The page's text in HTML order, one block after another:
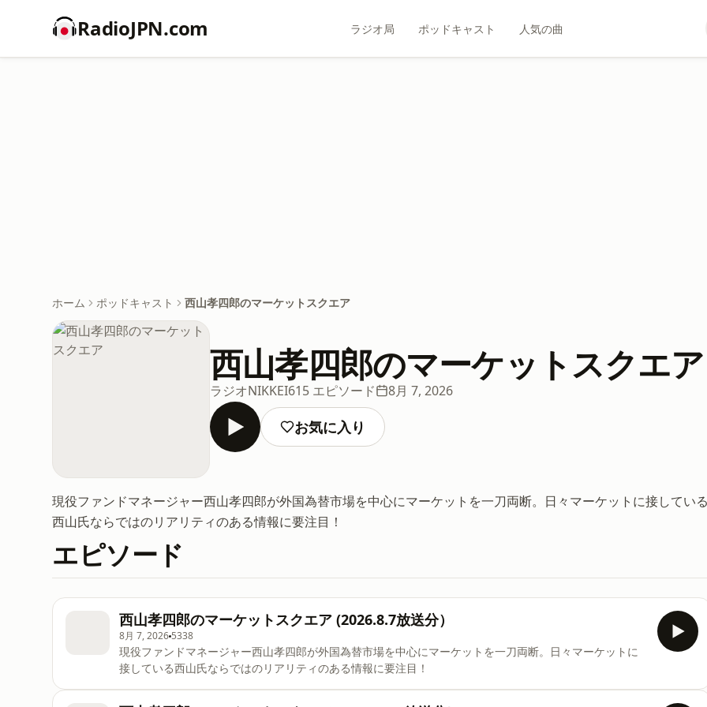
RadioJPN.com ラジオ局 ポッドキャスト 人気の曲
ホーム ポッドキャスト 西山孝四郎のマーケットスクエア
西山孝四郎のマーケットスクエア
ラジオNIKKEI615 エピソード 8月 7, 2026
お気に入り
現役ファンドマネージャー西山孝四郎が外国為替市場を中心にマーケットを一刀両断。日々マーケットに接してい
西山氏ならではのリアリティのある情報に要注目！
エピソード
西山孝四郎のマーケットスクエア (2026.8.7放送分）
8月 7, 2026 5338
現役ファンドマネージャー西山孝四郎が外国為替市場を中心にマーケットを一刀両断。日々マーケットに
接している西山氏ならではのリアリティのある情報に要注目！